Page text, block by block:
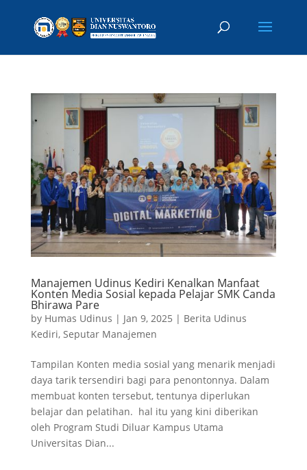
Manajemen Udinus Kediri Kenalkan Manfaat
Konten Media Sosial kepada Pelajar SMK Canda
Bhirawa Pare
by Humas Udinus | Jan 9, 2025 | Berita Udinus
Kediri, Seputar Manajemen
Tampilan Konten media sosial yang menarik menjadi
daya tarik tersendiri bagi para penontonnya. Dalam
membuat konten tersebut, tentunya diperlukan
belajar dan pelatihan. hal itu yang kini diberikan
oleh Program Studi Diluar Kampus Utama
Universitas Dian...